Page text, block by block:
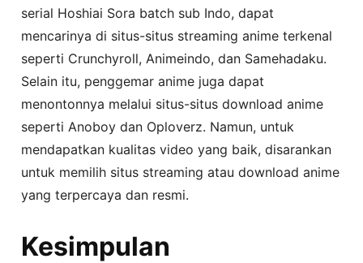
serial Hoshiai Sora batch sub Indo, dapat
mencarinya di situs-situs streaming anime terkenal
seperti Crunchyroll, Animeindo, dan Samehadaku.
Selain itu, penggemar anime juga dapat
menontonnya melalui situs-situs download anime
seperti Anoboy dan Oploverz. Namun, untuk
mendapatkan kualitas video yang baik, disarankan
untuk memilih situs streaming atau download anime
yang terpercaya dan resmi.
Kesimpulan